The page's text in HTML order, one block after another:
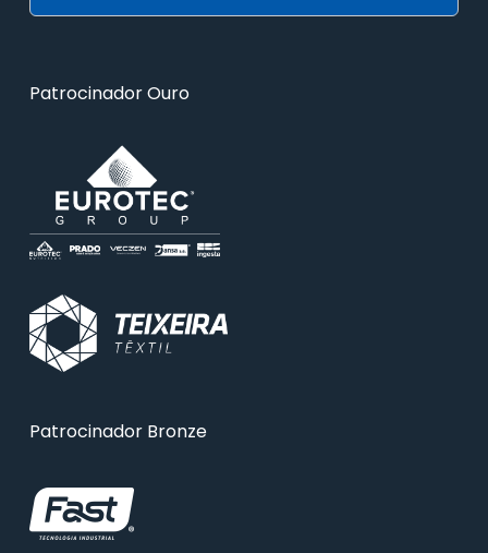
Patrocinador Ouro
Patrocinador Bronze